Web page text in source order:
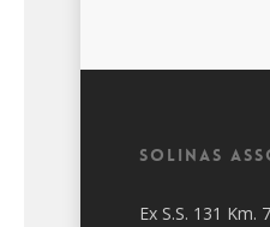
Solinas
Ex S.S. 131 Km.